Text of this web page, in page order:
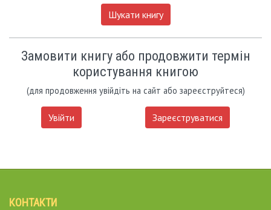
Шукати книгу
Замовити книгу або продовжити термін
користування книгою
(для продовження увійдіть на сайт або зареєструйтеся)
Увійти Зареєструватися
КОНТАКТИ